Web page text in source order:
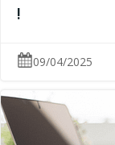
!
09/04/2025